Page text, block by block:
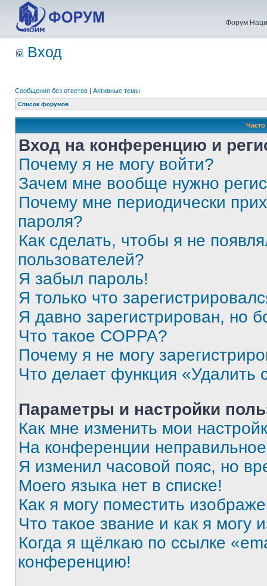
Форум
Вход
Сообщения без ответов | Активные темы
Список форумов
Вход на конференцию и
Почему я не могу войти?
Зачем мне вообще нужно
Почему мне периодически
пароля?
Как сделать, чтобы я не
пользователей?
Я забыл пароль!
Я только что
Я давно зарегистрирован, но
Что такое COPPA?
Почему я не могу
Что делает функция «Удалить
Параметры и настройки
Как мне изменить мои
На конференции
Я изменил часовой пояс, но
Моего языка нет в списке!
Как я могу поместить
Что такое звание и как я могу
Когда я щёлкаю по ссылке
конференцию!